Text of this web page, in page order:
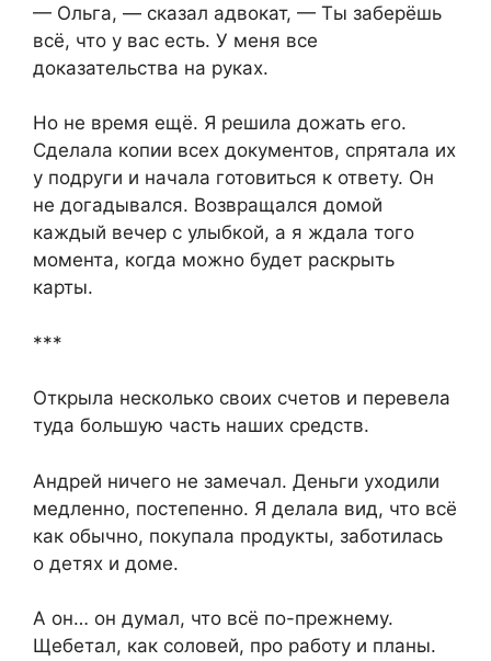
— Ольга, — сказал адвокат, — Ты заберёшь
всё, что у вас есть. У меня все
доказательства на руках.
Но не время ещё. Я решила дожать его.
Сделала копии всех документов, спрятала их
у подруги и начала готовиться к ответу. Он
не догадывался. Возвращался домой
каждый вечер с улыбкой, а я ждала того
момента, когда можно будет раскрыть
карты.
***
Открыла несколько своих счетов и перевела
туда большую часть наших средств.
Андрей ничего не замечал. Деньги уходили
медленно, постепенно. Я делала вид, что всё
как обычно, покупала продукты, заботилась
о детях и доме.
А он… он думал, что всё по-прежнему.
Щебетал, как соловей, про работу и планы.